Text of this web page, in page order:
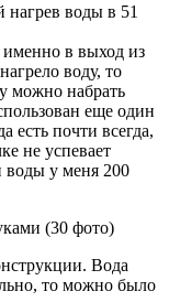
воды в 51
именно в выход из
воду, то
можно набрать
еще один
есть почти всегда,
не успевает
воды у меня 200
Вода
то можно было